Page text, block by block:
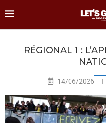
RÉGIONAL 1 :
14/06/2026